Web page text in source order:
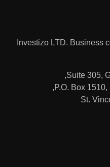
Investizo LTD. Business
Suite 305,
P.O. Box
St.